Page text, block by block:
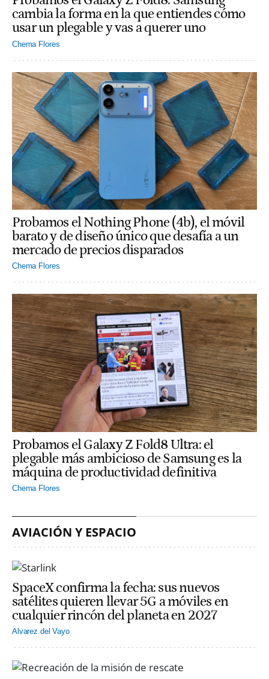
cambia la forma en la que entiendes cómo
usar un plegable y vas a querer uno
Chema Flores
Probamos el Nothing Phone (4b), el móvil
barato y de diseño único que desafía a un
mercado de precios disparados
Chema Flores
Probamos el Galaxy Z Fold8 Ultra: el
plegable más ambicioso de Samsung es la
máquina de productividad definitiva
Chema Flores
AVIACIÓN Y ESPACIO
SpaceX confirma la fecha: sus nuevos
satélites quieren llevar 5G a móviles en
cualquier rincón del planeta en 2027
Alvarez del Vayo